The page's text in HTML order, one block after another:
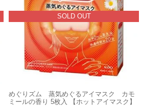
SOLD OUT
めぐりズム 蒸気めぐるアイマスク カモ
ミールの香り 5枚入 【ホットアイマスク】